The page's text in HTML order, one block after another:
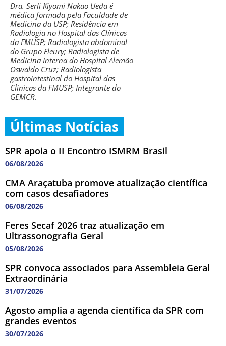
Dra. Serli Kiyomi Nakao Ueda é
médica formada pela Faculdade de
Medicina da USP; Residência em
Radiologia no Hospital das Clínicas
da FMUSP; Radiologista abdominal
do Grupo Fleury; Radiologista de
Medicina Interna do Hospital Alemão
Oswaldo Cruz; Radiologista
gastrointestinal do Hospital das
Clínicas da FMUSP; Integrante do
GEMCR.
Últimas Notícias
SPR apoia o II Encontro ISMRM Brasil
06/08/2026
CMA Araçatuba promove atualização científica
com casos desafiadores
06/08/2026
Feres Secaf 2026 traz atualização em
Ultrassonografia Geral
05/08/2026
SPR convoca associados para Assembleia Geral
Extraordinária
31/07/2026
Agosto amplia a agenda científica da SPR com
grandes eventos
30/07/2026